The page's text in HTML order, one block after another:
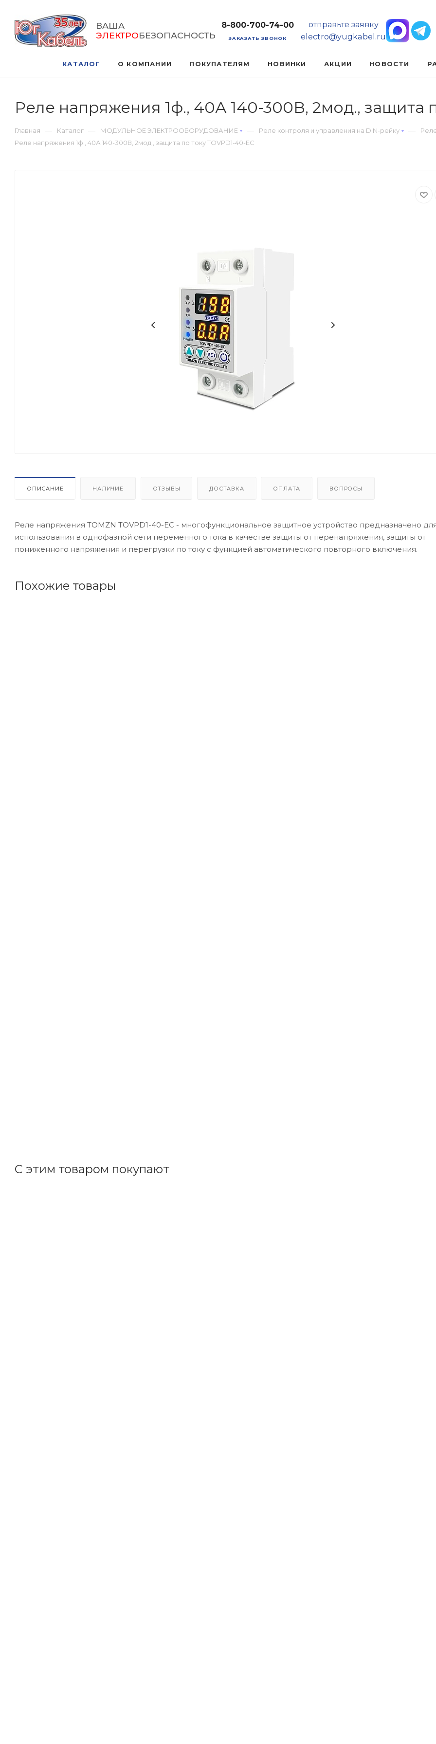
ВАША
ЭЛЕКТРОБЕЗОПАСНОСТЬ
8-800-700-74-00
ЗАКАЗАТЬ ЗВОНОК
отправьте заявку
electro@yugkabel.ru
КАТАЛОГ О КОМПАНИИ ПОКУПАТЕЛЯМ НОВИНКИ АКЦИИ НОВОСТИ
Реле напряжения 1ф., 40А 140-300В, 2мод., защита
Главная — Каталог — МОДУЛЬНОЕ ЭЛЕКТРООБОРУДОВАНИЕ — Реле контроля и управления на DIN-рейку —
Реле напряжения 1ф., 40А 140-300В, 2мод., защита по току TOVPD1-40-EC
ОПИСАНИЕ НАЛИЧИЕ ОТЗЫВЫ ДОСТАВКА ОПЛАТА ВОПРОСЫ
Реле напряжения TOMZN TOVPD1-40-EC - многофункциональное защитное устройство предназначено
использования в однофазной сети переменного тока в качестве защиты от перенапряжения, защиты от
пониженного напряжения и перегрузки по току с функцией автоматического повторного включения.
Похожие товары
С этим товаром покупают